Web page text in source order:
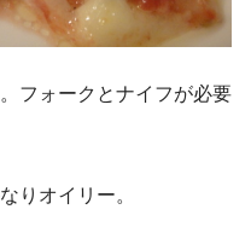
フォークとナイフが必要
りオイリー。